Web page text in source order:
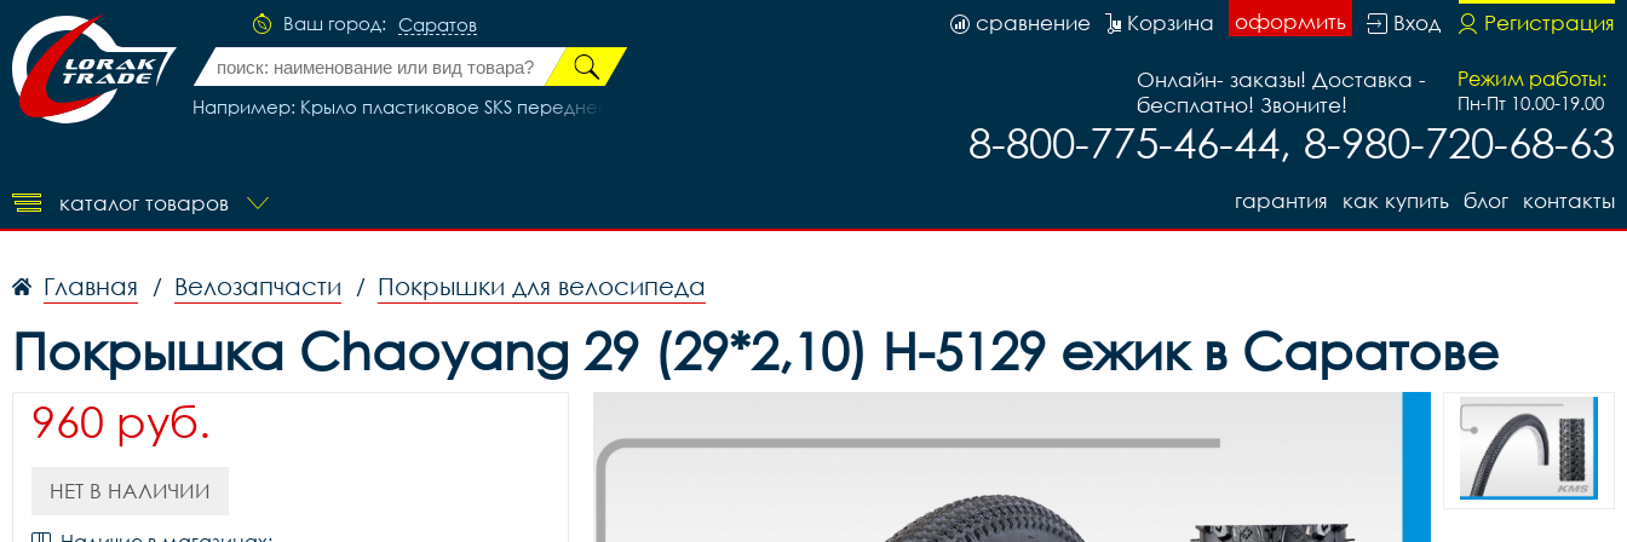
Ваш город: Саратов
Например: Крыло пластиковое SKS переднее SHOCKBOARD белое 10343
Регистрация
Вход
оформить
Корзина
сравнение
Режим работы:
Пн-Пт 10.00-19.00
Онлайн- заказы! Доставка -
бесплатно! Звоните!
8-800-775-46-44, 8-980-720-68-63
каталог товаров контакты
блог
как купить
гарантия
Главная / Велозапчасти / Покрышки для велосипеда
Покрышка Chaoyang 29 (29*2,10) H-5129 ежик в Саратове
960 руб.
НЕТ В НАЛИЧИИ